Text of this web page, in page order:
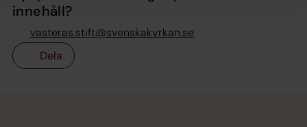
innehåll?
vasteras.stift@svenskakyrkan.se
Dela